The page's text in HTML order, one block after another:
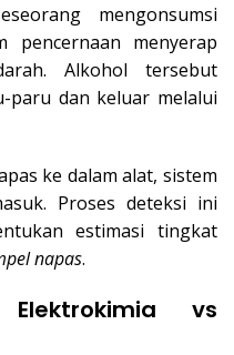
mengonsumsi
pencernaan menyerap
Alkohol tersebut
paru dan keluar melalui
ke dalam alat, sistem
Proses deteksi ini
estimasi tingkat
napas.
Elektrokimia vs